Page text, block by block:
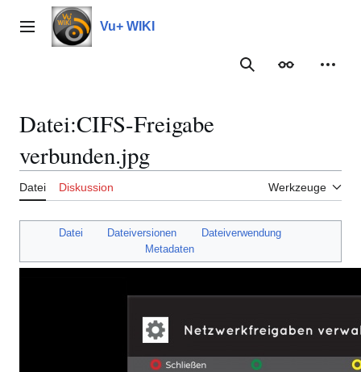
Inhalt
springenHauptmenü Vu+ WIKI
Suche
Datei:CIFS-Freigabe
verbunden.jpg
Datei Diskussion Werkzeuge
Datei Dateiversionen
Dateiverwendung
Metadaten